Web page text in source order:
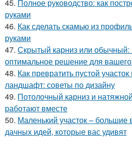
45. Полное руководство: как
руками
46. Как сделать скамью из
руками
47. Скрытый карниз или обычный:
оптимальное решение для
48. Как превратить пустой
ландшафт: советы по дизайну
49. Потолочный карниз и
работают вместе
50. Маленький участок – большие
дачных идей, которые вас удивят